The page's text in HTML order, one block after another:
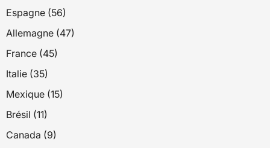
Espagne (56)
Allemagne (47)
France (45)
Italie (35)
Mexique (15)
Brésil (11)
Canada (9)